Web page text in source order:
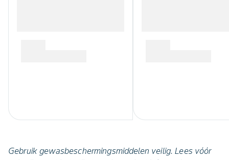
Gebruik gewasbeschermingsmiddelen veilig. Lees vóór